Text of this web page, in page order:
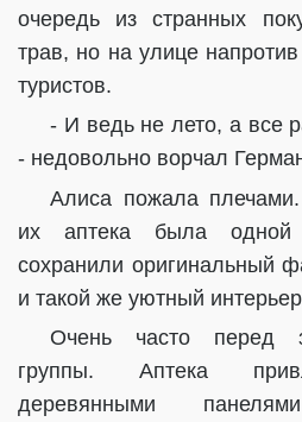
очередь из странных
трав, но на улице
туристов.
- И ведь не лето, а все
- недовольно ворчал
Алиса пожала
их аптека была одной
сохранили оригинальный
и такой же уютный
Очень часто перед
группы. Аптека
деревянными